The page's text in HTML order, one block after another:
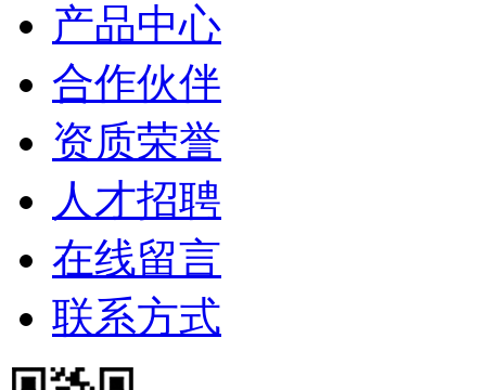
产品中心
合作伙伴
资质荣誉
人才招聘
在线留言
联系方式